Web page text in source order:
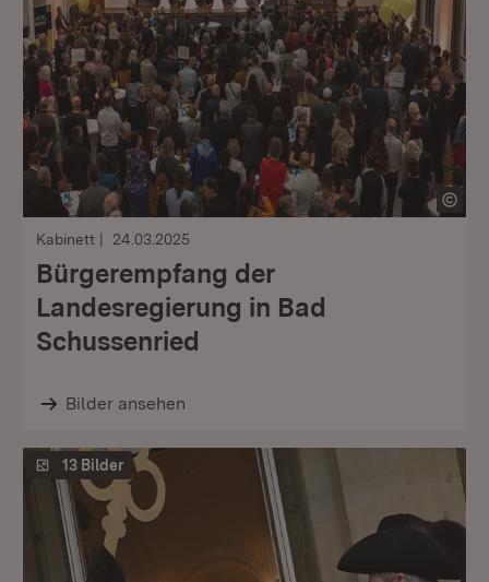
Kabinett 24.03.2025
Bürgerempfang der
Landesregierung in Bad
Schussenried
Bilder ansehen
13 Bilder